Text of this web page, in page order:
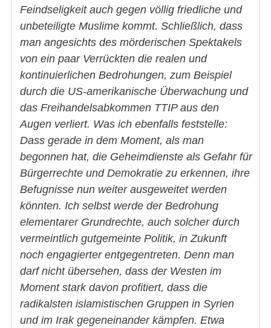
Feindseligkeit auch gegen völlig friedliche und
unbeteiligte Muslime kommt. Schließlich, dass
man angesichts des mörderischen Spektakels
von ein paar Verrückten die realen und
kontinuierlichen Bedrohungen, zum Beispiel
durch die US-amerikanische Überwachung und
das Freihandelsabkommen TTIP aus den
Augen verliert. Was ich ebenfalls feststelle:
Dass gerade in dem Moment, als man
begonnen hat, die Geheimdienste als Gefahr für
Bürgerrechte und Demokratie zu erkennen, ihre
Befugnisse nun weiter ausgeweitet werden
könnten. Ich selbst werde der Bedrohung
elementarer Grundrechte, auch solcher durch
vermeintlich gutgemeinte Politik, in Zukunft
noch engagierter entgegentreten. Denn man
darf nicht übersehen, dass der Westen im
Moment stark davon profitiert, dass die
radikalsten islamistischen Gruppen in Syrien
und im Irak gegeneinander kämpfen. Etwa